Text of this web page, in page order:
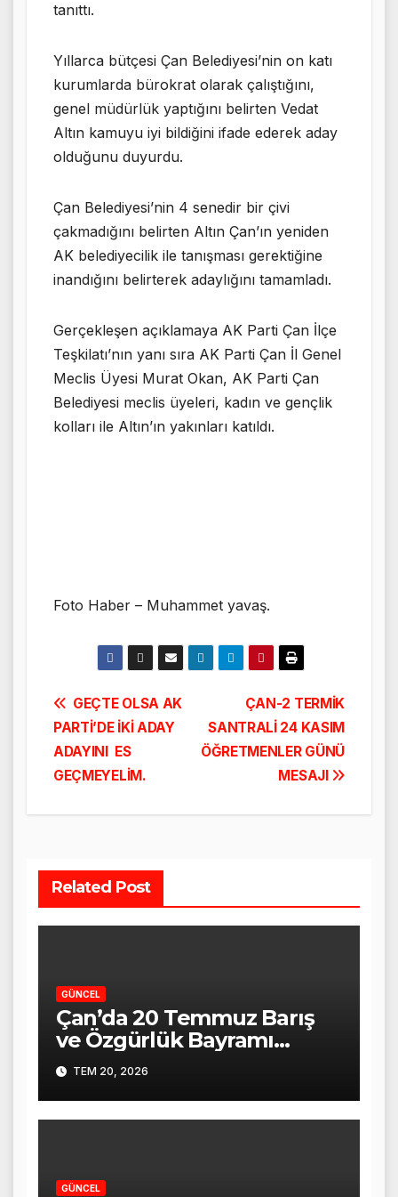
tanıttı.
Yıllarca bütçesi Çan Belediyesi’nin on katı
kurumlarda bürokrat olarak çalıştığını,
genel müdürlük yaptığını belirten Vedat
Altın kamuyu iyi bildiğini ifade ederek aday
olduğunu duyurdu.
Çan Belediyesi’nin 4 senedir bir çivi
çakmadığını belirten Altın Çan’ın yeniden
AK belediyecilik ile tanışması gerektiğine
inandığını belirterek adaylığını tamamladı.
Gerçekleşen açıklamaya AK Parti Çan İlçe
Teşkilatı’nın yanı sıra AK Parti Çan İl Genel
Meclis Üyesi Murat Okan, AK Parti Çan
Belediyesi meclis üyeleri, kadın ve gençlik
kolları ile Altın’ın yakınları katıldı.
Foto Haber – Muhammet yavaş.
Yazı
gezinmesi
ÇAN-2 TERMİK
SANTRALİ 24 KASIM
ÖĞRETMENLER GÜNÜ
MESAJI
GEÇTE OLSA AK
PARTİ’DE İKİ ADAY
ADAYINI ES
GEÇMEYELİM.
Related Post
GÜNCEL
Çan’da 20 Temmuz Barış
ve Özgürlük Bayramı
Törenle Kutlandı
TEM 20, 2026
GÜNCEL